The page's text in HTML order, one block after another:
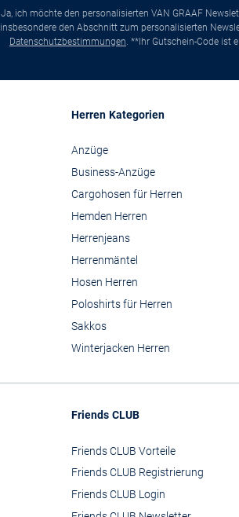
Ja, ich möchte den personalisierten VAN GRAAF
insbesondere den Abschnitt zum personalisierten
Datenschutzbestimmungen. **Ihr Gutschein-Code ist
Herren Kategorien
Anzüge
Business-Anzüge
Cargohosen für Herren
Hemden Herren
Herrenjeans
Herrenmäntel
Hosen Herren
Poloshirts für Herren
Sakkos
Winterjacken Herren
Friends CLUB
Friends CLUB Vorteile
Friends CLUB Registrierung
Friends CLUB Login